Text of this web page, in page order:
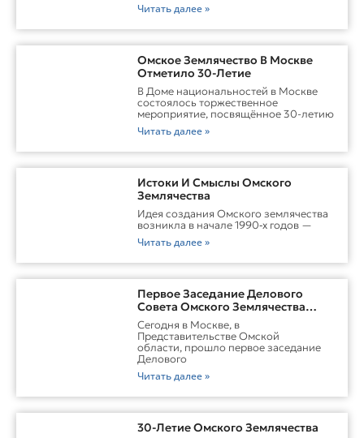
Читать далее »
Омское Землячество В Москве
Отметило 30-Летие
В Доме национальностей в Москве
состоялось торжественное
мероприятие, посвящённое 30-летию
Читать далее »
Истоки И Смыслы Омского
Землячества
Идея создания Омского землячества
возникла в начале 1990‑х годов —
Читать далее »
Первое Заседание Делового
Совета Омского Землячества
Прошло С Участием Губернатора
Омской Области
Сегодня в Москве, в
Представительстве Омской
области, прошло первое заседание
Делового
Читать далее »
30-Летие Омского Землячества